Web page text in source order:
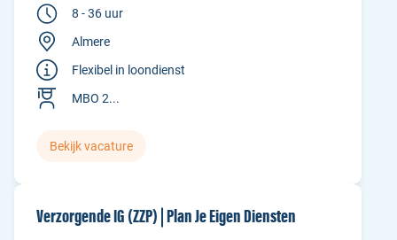
8 - 36 uur
Almere
Flexibel in loondienst
MBO 2...
Bekijk vacature
Verzorgende IG (ZZP) | Plan Je Eigen Diensten